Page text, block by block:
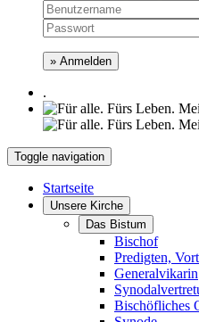
» Anmelden
.
Toggle navigation
Startseite
Unsere Kirche
Das Bistum
Bischof
Predigten,
Generalvikarin
Bischöfliches